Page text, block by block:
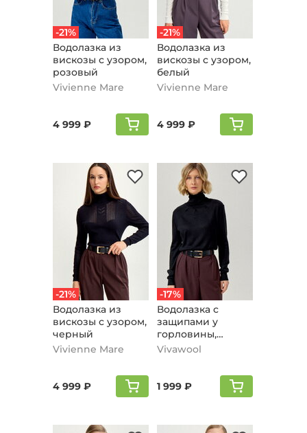
-21%
Водолазка из
вискозы с узором,
розовый
Vivienne Mare
4 999 ₽
-21%
Водолазка из
вискозы с узором,
белый
Vivienne Mare
4 999 ₽
-21%
Водолазка из
вискозы с узором,
черный
Vivienne Mare
4 999 ₽
-17%
Водолазка с
защипами у
горловины,
черный
Vivawool
1 999 ₽